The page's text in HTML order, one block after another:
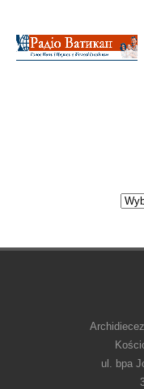
ul. bpa